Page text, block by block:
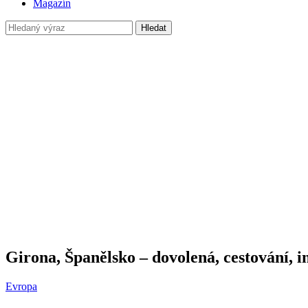
Magazín
Hledat
Girona, Španělsko – dovolená, cestování,
Evropa